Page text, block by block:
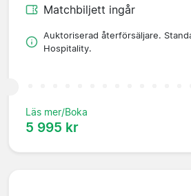
Matchbiljett ingår
Auktoriserad återförsäljare.
Hospitality.
Läs mer/Boka
5 995 kr